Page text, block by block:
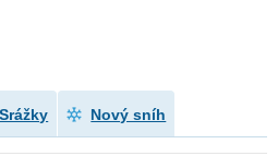
Srážky Nový sníh